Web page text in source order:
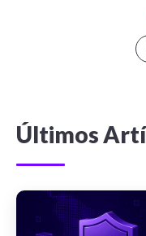
Últimos